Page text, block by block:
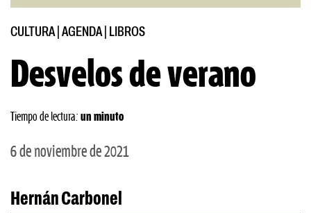
CULTURA| AGENDA| LIBROS
Desvelos de verano
Tiempo de lectura: un minuto
6 de noviembre de 2021
Hernán Carbonel